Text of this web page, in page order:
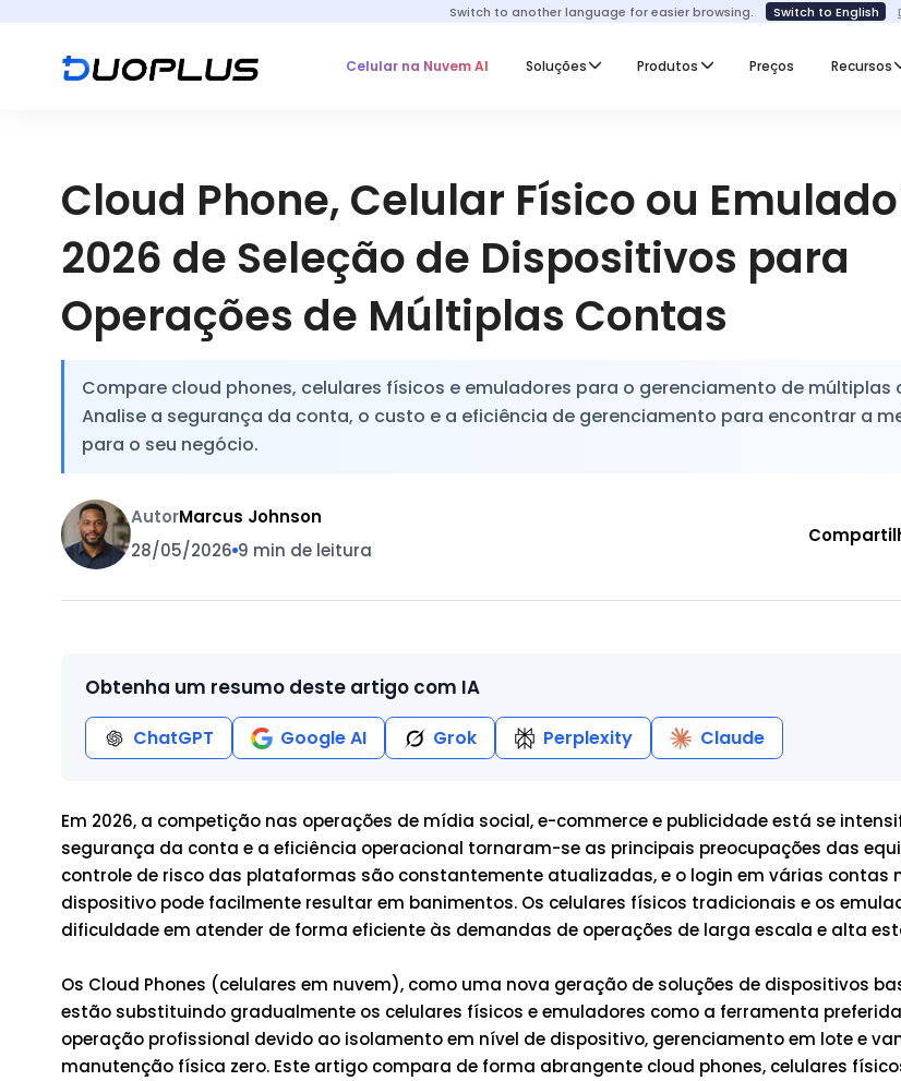
Switch to another language for easier browsing. Switch to English
Celular na Nuvem AI Soluções Produtos Preços Recursos
Cloud Phone, Celular Físico ou
2026 de Seleção de Dispositivos para
Operações de Múltiplas Contas
Compare cloud phones, celulares físicos e emuladores para o gerenciamento de múltiplas
Analise a segurança da conta, o custo e a eficiência de gerenciamento para encontrar a
para o seu negócio.
AutorMarcus Johnson
28/05/2026 9 min de leitura
Obtenha um resumo deste artigo com IA
ChatGPT Google AI Grok Perplexity Claude
Em 2026, a competição nas operações de mídia social, e-commerce e publicidade está se
segurança da conta e a eficiência operacional tornaram-se as principais preocupações das
controle de risco das plataformas são constantemente atualizadas, e o login em várias contas
dispositivo pode facilmente resultar em banimentos. Os celulares físicos tradicionais e os
dificuldade em atender de forma eficiente às demandas de operações de larga escala e alta
Os Cloud Phones (celulares em nuvem), como uma nova geração de soluções de dispositivos
estão substituindo gradualmente os celulares físicos e emuladores como a ferramenta
operação profissional devido ao isolamento em nível de dispositivo, gerenciamento em lote e
manutenção física zero. Este artigo compara de forma abrangente cloud phones, celulares